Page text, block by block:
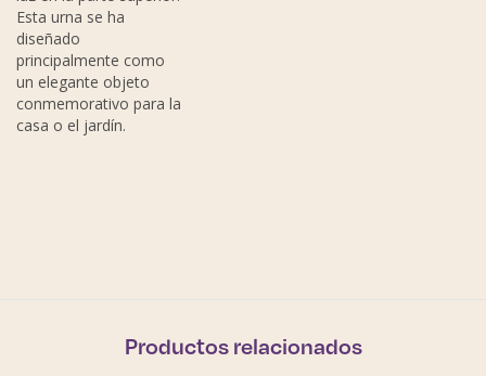
Esta urna se ha
diseñado
principalmente como
un elegante objeto
conmemorativo para la
casa o el jardín.
Productos relacionados